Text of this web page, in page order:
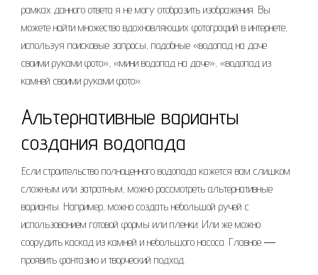
рамках данного ответа я не могу отобразить изображения. Вы
можете найти множество вдохновляющих фотографий в интернете,
используя поисковые запросы, подобные «водопад на даче
своими руками фото», «мини водопад на даче», «водопад из
камней своими руками фото».
Альтернативные варианты
создания водопада
Если строительство полноценного водопада кажется вам слишком
сложным или затратным, можно рассмотреть альтернативные
варианты. Например, можно создать небольшой ручей с
использованием готовой формы или пленки. Или же можно
соорудить каскад из камней и небольшого насоса. Главное ―
проявить фантазию и творческий подход.